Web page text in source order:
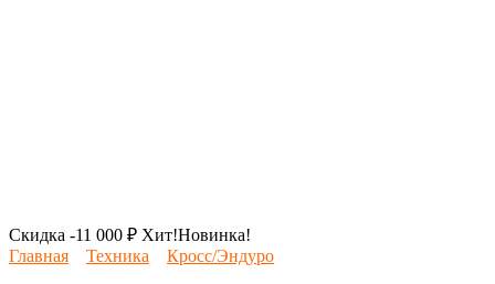
Скидка -11 000 ₽ Хит!Новинка!
Главная
Техника Кросс/Эндуро